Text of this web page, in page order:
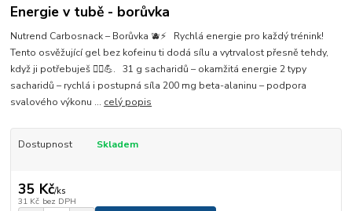
Energie v tubě - borůvka
Nutrend Carbosnack – Borůvka 🫐⚡ Rychlá energie pro každý trénink!
Tento osvěžující gel bez kofeinu ti dodá sílu a vytrvalost přesně tehdy,
když ji potřebuješ 🏃‍♂️💪. 31 g sacharidů – okamžitá energie 2 typy
sacharidů – rychlá i postupná síla 200 mg beta-alaninu – podpora
svalového výkonu ... celý popis
Dostupnost Skladem
35 Kč/ks
31 Kč bez DPH